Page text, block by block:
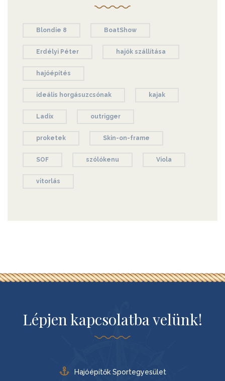
Blondie 8 BoatShow
Erdélyi Péter hajók szállítása
hajóépítés
ideális horgásuzcsónak kajak
Ladix outrigger
proketek Skin-on-frame
SOF szólókenu Viola
vitorlás
Lépjen kapcsolatba velünk!
Hajóépítők Sportegyesület